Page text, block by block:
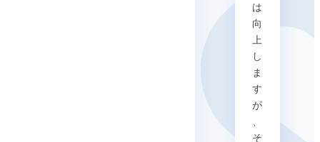
は
向
上
し
ま
す
が
そ